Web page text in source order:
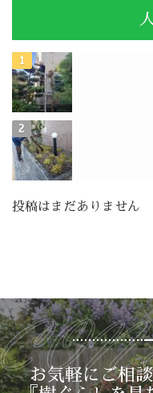
投稿はまだありません
お気軽にご相